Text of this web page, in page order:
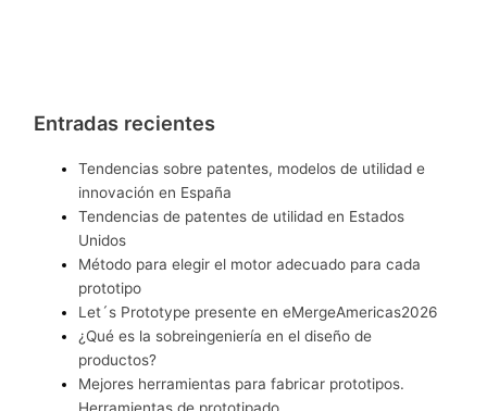
Entradas recientes
Tendencias sobre patentes, modelos de utilidad e
innovación en España
Tendencias de patentes de utilidad en Estados
Unidos
Método para elegir el motor adecuado para cada
prototipo
Let´s Prototype presente en eMergeAmericas2026
¿Qué es la sobreingeniería en el diseño de
productos?
Mejores herramientas para fabricar prototipos.